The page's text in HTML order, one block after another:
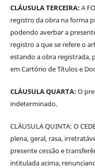
CLÁUSULA TERCEIRA:A
registro da obra na forma
podendo averbar a
registro a que se refere o
estando a obra registrada,
em Cartório de Títulos e
CLÁUSULA QUARTA:O
indeterminado.
CLÁUSULA QUINTA: O
plena, geral, rasa,
presente cessão e
intitulada acima,